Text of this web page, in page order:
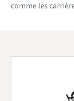
comme les